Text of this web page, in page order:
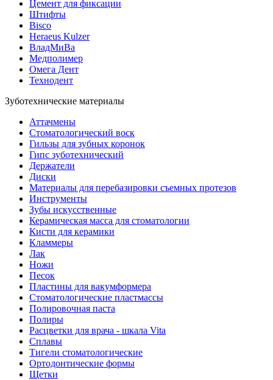
Цемент для фиксации
Штифты
Bisco
Heraeus Kulzer
ВладМиВа
Медполимер
Омега Дент
Технодент
Зуботехнические материалы
Аттачмены
Стоматологический воск
Гильзы для зубных коронок
Гипс зуботехнический
Держатели
Диски
Материалы для перебазировки съемных протезов
Инструменты
Зубы искусственные
Керамическая масса для стоматологии
Кисти для керамики
Кламмеры
Лак
Ножи
Песок
Пластины для вакумформера
Стоматологические пластмассы
Полировочная паста
Полиры
Расцветки для врача - шкала Vita
Сплавы
Тигели стоматологические
Ортодонтические формы
Щетки